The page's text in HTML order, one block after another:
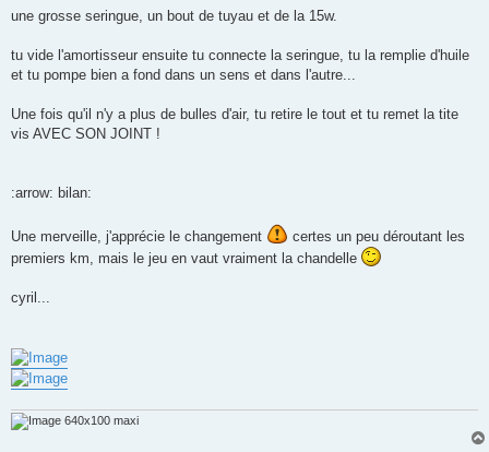
une grosse seringue, un bout de tuyau et de la 15w.
tu vide l'amortisseur ensuite tu connecte la seringue, tu la remplie d'huile
et tu pompe bien a fond dans un sens et dans l'autre...
Une fois qu'il n'y a plus de bulles d'air, tu retire le tout et tu remet la tite
vis AVEC SON JOINT !
:arrow: bilan:
Une merveille, j'apprécie le changement
certes un peu déroutant les
premiers km, mais le jeu en vaut vraiment la chandelle
cyril...
640x100 maxi